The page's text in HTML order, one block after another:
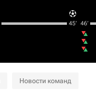
45‎’‎ 46‎’‎
Новости команд